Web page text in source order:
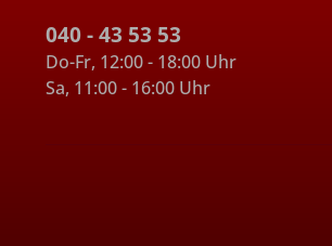
040 - 43 53 53
Do-Fr, 12:00 - 18:00 Uhr
Sa, 11:00 - 16:00 Uhr